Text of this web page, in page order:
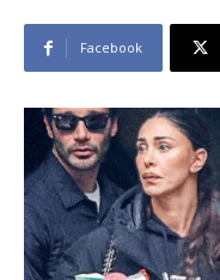
Facebook